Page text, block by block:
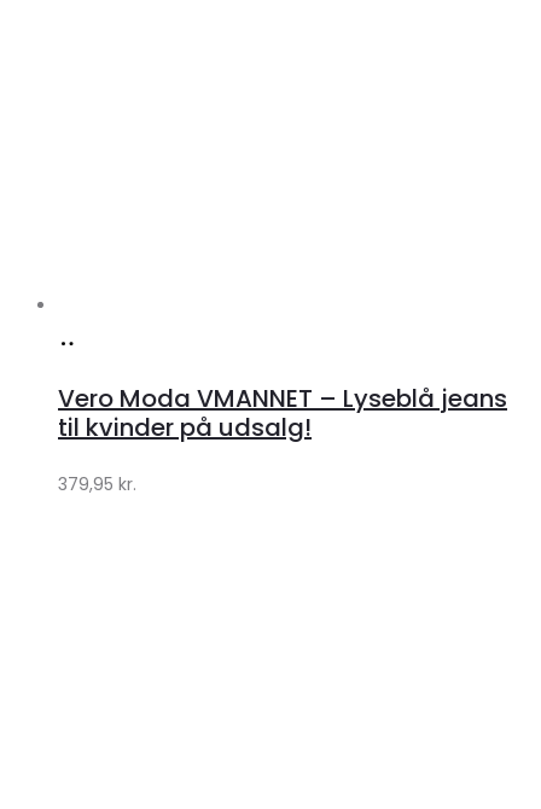
Klædeskabet.dk
Vero Moda VMANNET – Lyseblå jeans
til kvinder på udsalg!
379,95 kr.